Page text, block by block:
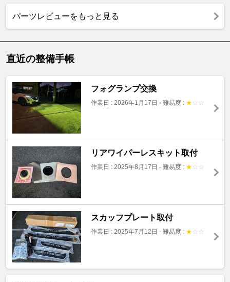
パーツレビューをもっと見る
直近の整備手帳
フォグランプ交換
作業日 : 2026年1月17日 - 難易度 : ★ ☆ ☆
リアワイパーレスキット取付
作業日 : 2025年8月17日 - 難易度 : ★ ☆ ☆
スカッフプレート取付
作業日 : 2025年7月12日 - 難易度 : ★ ☆ ☆